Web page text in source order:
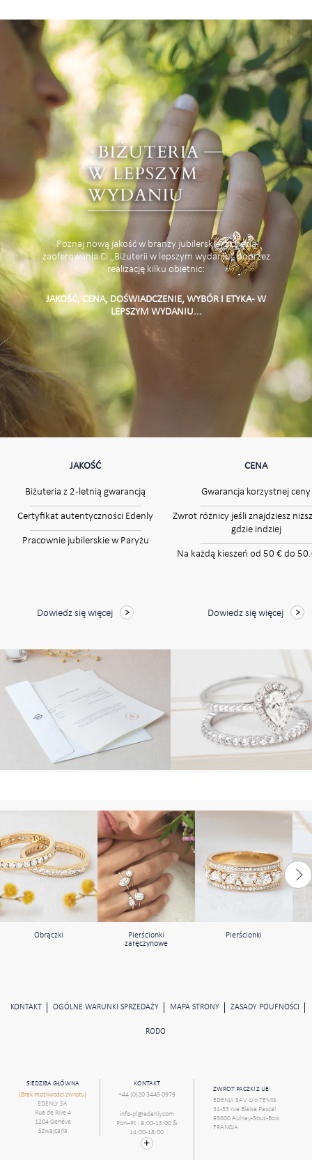
Poznaj nową jakość w branży jubilerskiej z chęcią
zaoferowania Ci „Biżuterii w lepszym wydaniu” poprzez
realizację kilku obietnic:
JAKOŚĆ, CENA, DOŚWIADCZENIE, WYBÓR I ETYKA - W
LEPSZYM WYDANIU...
JAKOŚĆ
Biżuteria z 2-letnią gwarancją
Certyfikat autentyczności Edenly
Pracownie jubilerskie w Paryżu
Dowiedz się więcej
CENA
Gwarancja korzystnej ceny
Zwrot różnicy jeśli znajdziesz
gdzie indziej
Na każdą kieszeń od 50 € do
Dowiedz się więcej
Obrączki
Pierścionki
zaręczynowe
Pierścionki
KONTAKT OGÓLNE WARUNKI SPRZEDAŻY MAPA STRONY ZASADY POUFNOŚCI
RODO
SIEDZIBA GŁÓWNA
(Brak możliwości zwrotu)
EDENLY SA
Rue de Rive 4
1204 Genève
Szwajcaria
KONTAKT
+44 (0)20 3445 0979
info-pl@edenly.com
Pon–Pt : 9:00-13:00 &
14:00-18:00
ZWROT PACZKI Z UE
EDENLY SAV c/o TEMIS
31-53 rue Blaise Pascal
93600 Aulnay-Sous-Bois
FRANCJA